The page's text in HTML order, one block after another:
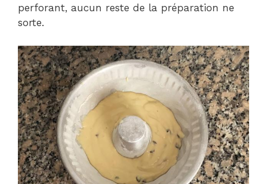
perforant, aucun reste de la préparation ne
sorte.